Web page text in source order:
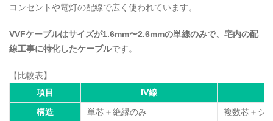
コンセントや電灯の配線で広く使われています。
VVFケーブルはサイズが1.6mm〜2.6mmの単線のみで、宅内の配
線工事に特化したケーブルです。
【比較表】
項目
IV線
構造
単芯＋絶縁のみ
複数芯＋シ